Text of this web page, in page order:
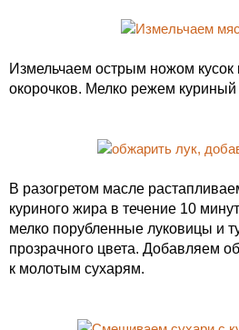
Измельчаем острым ножом кусок
окорочков. Мелко режем
В разогретом масле
куриного жира в течение 10
мелко порубленные луковицы и
прозрачного цвета. Добавляем
к молотым сухарям.